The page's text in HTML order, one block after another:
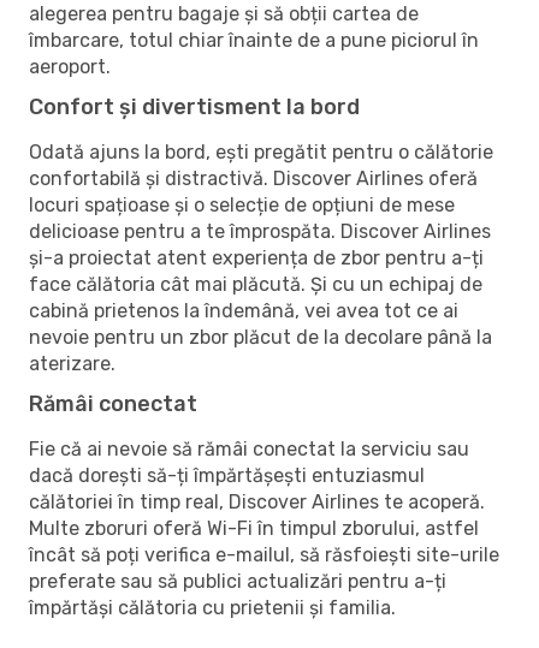
alegerea pentru bagaje și să obții cartea de
îmbarcare, totul chiar înainte de a pune piciorul în
aeroport.
Confort și divertisment la bord
Odată ajuns la bord, ești pregătit pentru o călătorie
confortabilă și distractivă. Discover Airlines oferă
locuri spațioase și o selecție de opțiuni de mese
delicioase pentru a te împrospăta. Discover Airlines
și-a proiectat atent experiența de zbor pentru a-ți
face călătoria cât mai plăcută. Și cu un echipaj de
cabină prietenos la îndemână, vei avea tot ce ai
nevoie pentru un zbor plăcut de la decolare până la
aterizare.
Rămâi conectat
Fie că ai nevoie să rămâi conectat la serviciu sau
dacă dorești să-ți împărtășești entuziasmul
călătoriei în timp real, Discover Airlines te acoperă.
Multe zboruri oferă Wi-Fi în timpul zborului, astfel
încât să poți verifica e-mailul, să răsfoiești site-urile
preferate sau să publici actualizări pentru a-ți
împărtăși călătoria cu prietenii și familia.